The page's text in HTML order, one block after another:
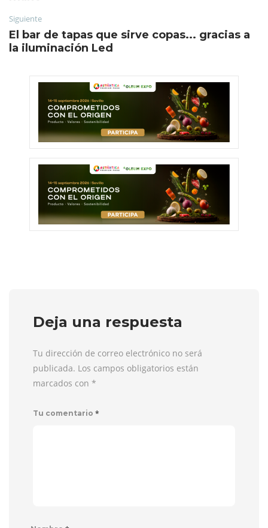
Siguiente
El bar de tapas que sirve copas... gracias a
la iluminación Led
Deja una respuesta
Tu dirección de correo electrónico no será
publicada. Los campos obligatorios están
marcados con *
Tu comentario *